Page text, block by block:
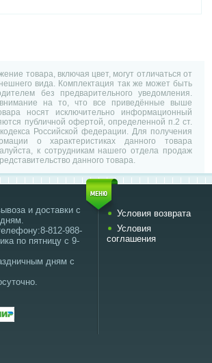
товара, включая цвет, могут отличаться от
вида. Комплектация так же может быть
без предварительного уведомления.
на то, что все приведённые выше
носят исключительно информационный
публичной офертой, определенной п.2 ст.
Российской федерации. Для получения
о характеристиках данного товара
к сотрудникам нашего отдела продаж
данного товара.
и доставки с
812-988-
по пятницу с 9-
дням с
Условия возврата
Условия
соглашения